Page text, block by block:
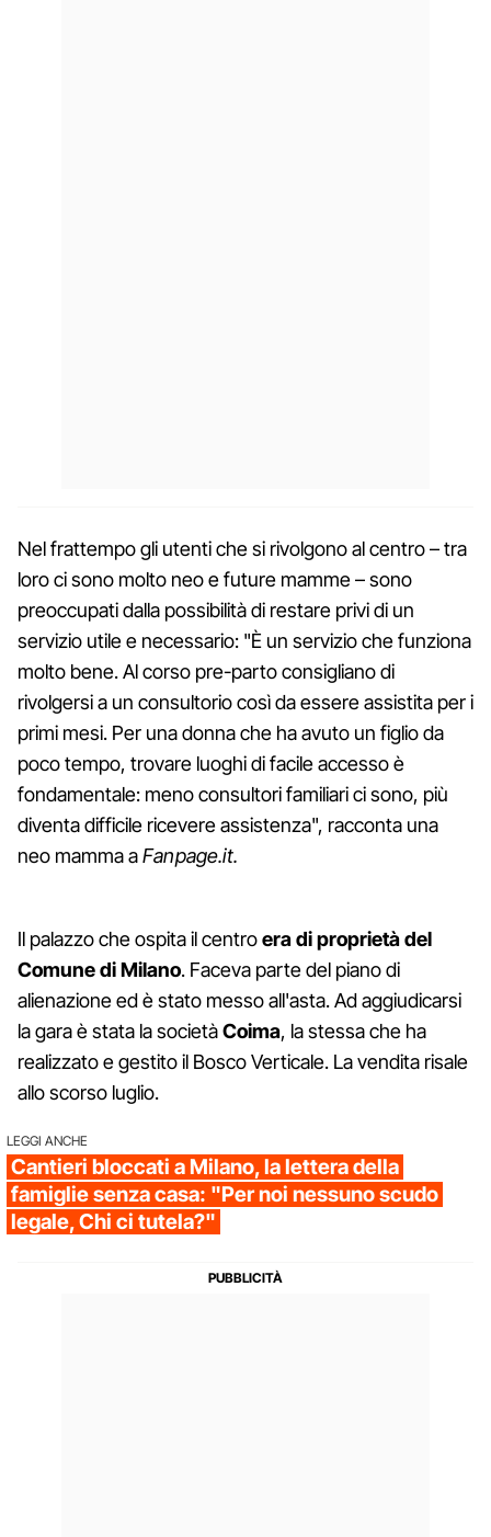
Nel frattempo gli utenti che si rivolgono al centro – tra
loro ci sono molto neo e future mamme – sono
preoccupati dalla possibilità di restare privi di un
servizio utile e necessario: "È un servizio che funziona
molto bene. Al corso pre-parto consigliano di
rivolgersi a un consultorio così da essere assistita per i
primi mesi. Per una donna che ha avuto un figlio da
poco tempo, trovare luoghi di facile accesso è
fondamentale: meno consultori familiari ci sono, più
diventa difficile ricevere assistenza", racconta una
neo mamma aFanpage.it.
Il palazzo che ospita il centroera di proprietà del
Comune di Milano. Faceva parte del piano di
alienazione ed è stato messo all'asta. Ad aggiudicarsi
la gara è stata la societàCoima, la stessa che ha
realizzato e gestito il Bosco Verticale. La vendita risale
allo scorso luglio.
LEGGI ANCHE
Cantieri bloccati a Milano, la lettera della
famiglie senza casa: "Per noi nessuno scudo
legale, Chi ci tutela?"